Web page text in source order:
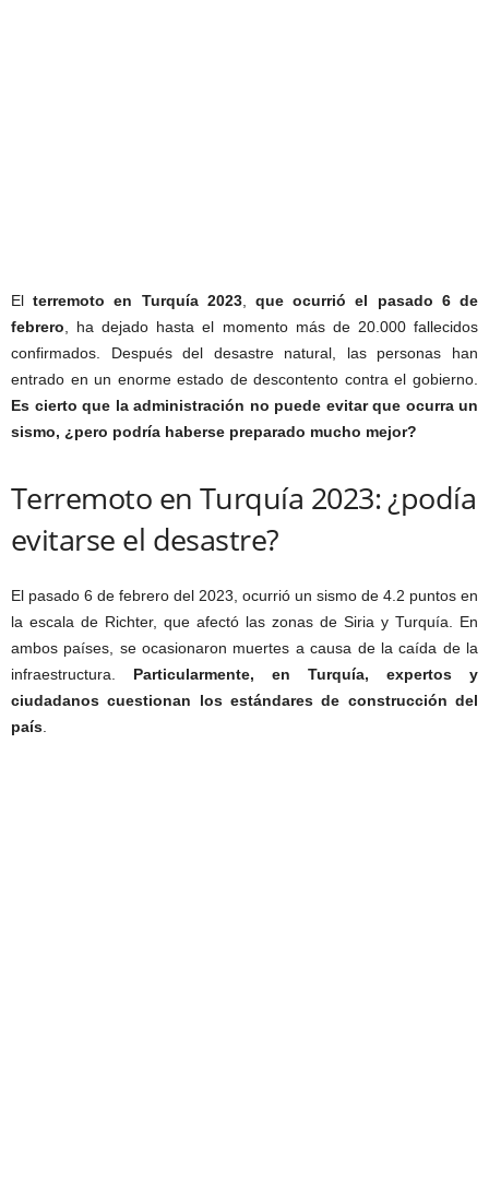
Elterremoto en Turquía 2023,que ocurrió el pasado 6 de
febrero , ha dejado hasta el momento más de 20.000 fallecidos
confirmados. Después del desastre natural, las personas han
entrado en un enorme estado de descontento contra el gobierno.
Es cierto que la administración no puede evitar que ocurra un
sismo, ¿pero podría haberse preparado mucho mejor?
Terremoto en Turquía 2023: ¿podía
evitarse el desastre?
El pasado 6 de febrero del 2023, ocurrió un sismo de 4.2 puntos en
la escala de Richter, que afectó las zonas de Siria y Turquía. En
ambos países, se ocasionaron muertes a causa de la caída de la
infraestructura. Particularmente, en Turquía, expertos y
ciudadanos cuestionan los estándares de construcción del
país